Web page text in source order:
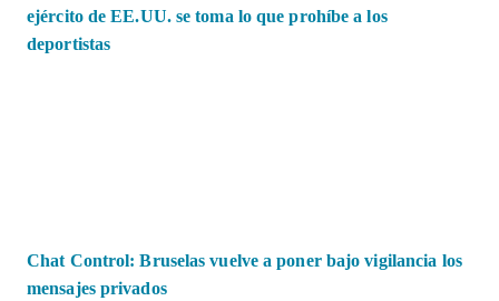
ejército de EE.UU. se toma lo que prohíbe a los
deportistas
Chat Control: Bruselas vuelve a poner bajo vigilancia los
mensajes privados